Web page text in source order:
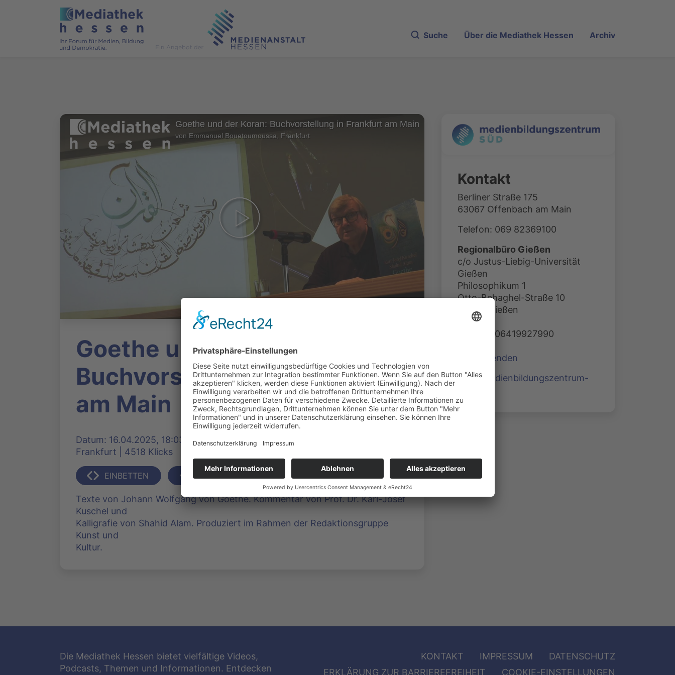
Suche Über die Mediathek Hessen Archiv
Goethe und der Koran: Buchvorstellung in Frankfurt am Main
von Emmanuel Bouetoumoussa, Frankfurt
Goethe und der Koran:
Buchvorstellung in Frankfurt
am Main
Datum: 16.04.2025, 18:03 Uhr | Produziert: von Emmanuel Bouetoumoussa,
Frankfurt | 4518 Klicks
EINBETTEN
Texte von Johann Wolfgang von Goethe. Kommentar von Prof. Dr. Karl-Josef
Kuschel und
Kalligrafie von Shahid Alam. Produziert im Rahmen der Redaktionsgruppe
Kunst und
Kultur.
Kontakt
Berliner Straße 175
63067 Offenbach am Main
Telefon: 069 82369100
Regionalbüro Gießen
c/o Justus-Liebig-Universität
Gießen
Philosophikum 1
Otto-Behaghel-Straße 10
35394 Gießen
Telefon: 06419927990
E-Mail senden
www.medienbildungszentrum-
Die Mediathek Hessen bietet vielfältige Videos,
Podcasts, Themen und Informationen. Entdecken
KONTAKT IMPRESSUM
DATENSCHUTZ
ERKLÄRUNG ZUR BARRIEREFREIHEIT
COOKIE-EINSTELLUNGEN